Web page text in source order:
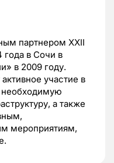
партнером XXII
года в Сочи в
в 2009 году.
участие в
необходимую
а также
мероприятиям,